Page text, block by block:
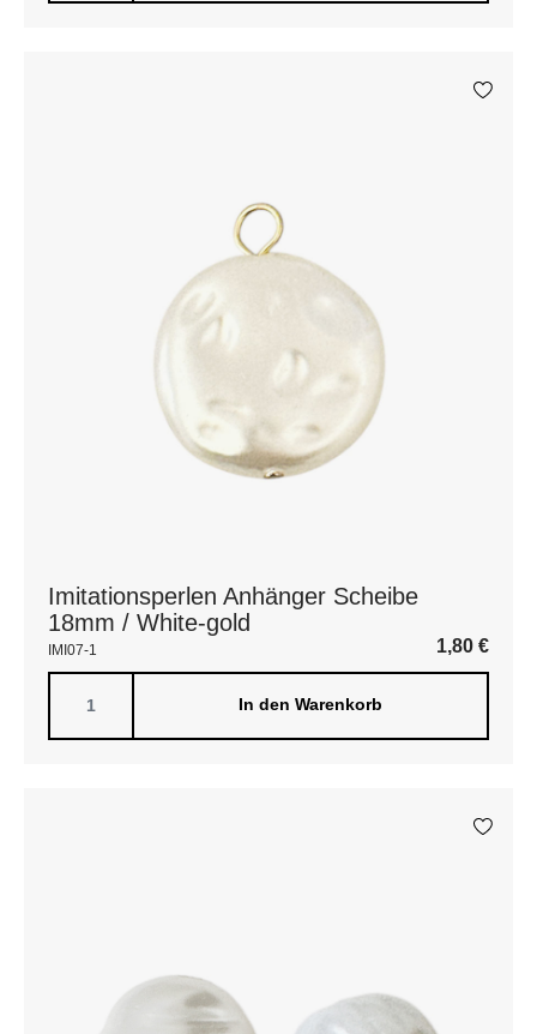
Imitationsperlen Anhänger Scheibe
18mm / White-gold
IMI07-1 1,80 €
In den Warenkorb